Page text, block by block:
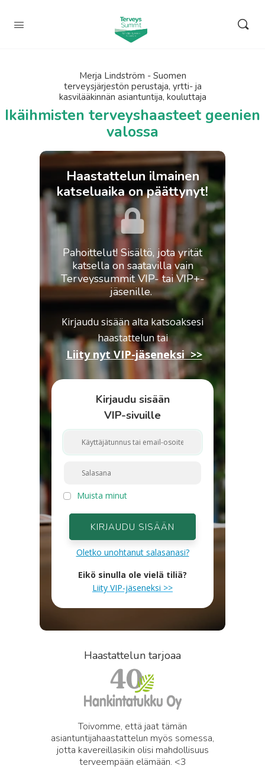
Merja Lindström - Suomen
terveysjärjestön perustaja, yrtti- ja
kasvilääkinnän asiantuntija, kouluttaja
Ikäihmisten terveyshaasteet geenien
valossa
Haastattelun ilmainen
katseluaika on päättynyt!
Pahoittelut! Sisältö, jota yrität
katsella on saatavilla vain
Terveyssummit VIP- tai VIP+-
jäsenille.
Kirjaudu sisään alta katsoaksesi
haastatteluntai
Liity nyt VIP-jäseneksi >>
Kirjaudu sisään
VIP-sivuille
Muista minut
KIRJAUDU SISÄÄN
Oletko unohtanut salasanasi?
Eikö sinulla ole vielä tiliä?
Liity VIP-jäseneksi >>
Haastattelun tarjoaa
Toivomme, että jaat tämän
asiantuntijahaastattelun myös somessa,
jotta kavereillasikin olisi mahdollisuus
terveempään elämään. <3